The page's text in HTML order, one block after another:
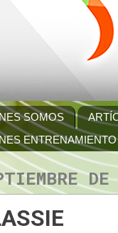
SOMOS
ENTRENAMIENTO